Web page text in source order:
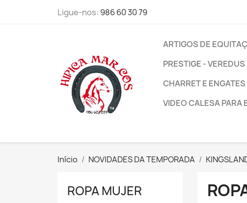
Ligue-nos: 986 60 30 79
ARTIGOS DE
PRESTIGE -
CHARRET E ENGATES
VIDEO CALESA PARA
Início NOVIDADES DA TEMPORADA
ROPA MUJER